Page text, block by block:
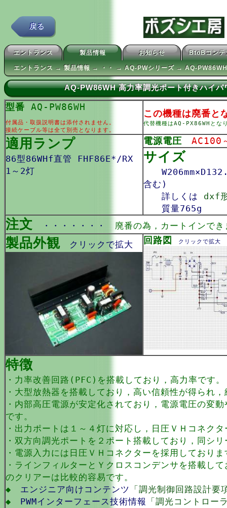
戻る
エントランス 製品情報 お知らせ BtoBコンテ
エントランス → 製品情報 → ・・ → AQ-PWシリーズ → AQ-PW86WH
AQ-PW86WH 高力率調光ポート付きハイパ
型番 AQ-PW86WH
付属品・取扱説明書は添付されません。
接続ケーブル等は全て別売となります。
この機種は廃番と
代替機種はAQ-PX86WH とな
適用ランプ
86型86WHf直管 FHF86E*/RX
1～2灯
電源電圧 AC100
サイズ
含む)
詳しくは dxf
質量765g
注文 ・・・・・・・ 廃番の為，カートインで
製品外観 クリックで拡大 回路図 クリックで拡大
特徴
・力率改善回路(PFC)を搭載しており，高力率です。
・大型放熱器を搭載しており，高い信頼性が得られ
・内部高圧電源が安定化されており，電源電圧の変
です。
・出力ポートは１～４灯に対応し，日圧ＶＨコネク
・双方向調光ポートを２ポート搭載しており，同シ
・電源入力には日圧ＶＨコネクターを採用しておりま
・ラインフィルターとＹクロスコンデンサを搭載し
のクリアーは比較的容易です。
◆ エンジニア向けコンテンツ
「調光制御回路設計要
◆ PWMインターフェース技術情報
「調光コントロー